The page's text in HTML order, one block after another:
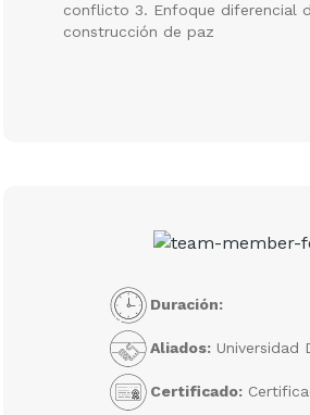
conflicto 3. Enfoque diferencial
construcción de paz
Duración:
Aliados: Universidad
Certificado: